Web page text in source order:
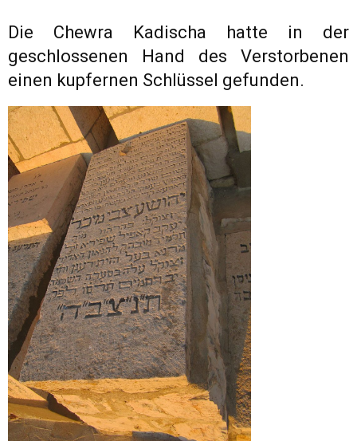
Die Chewra Kadischa hatte in der
geschlossenen Hand des Verstorbenen
einen kupfernen Schlüssel gefunden.